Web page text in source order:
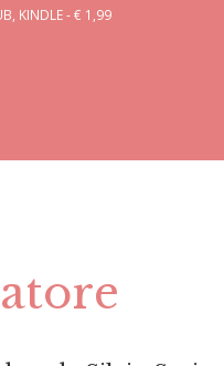
KINDLE - € 1,99